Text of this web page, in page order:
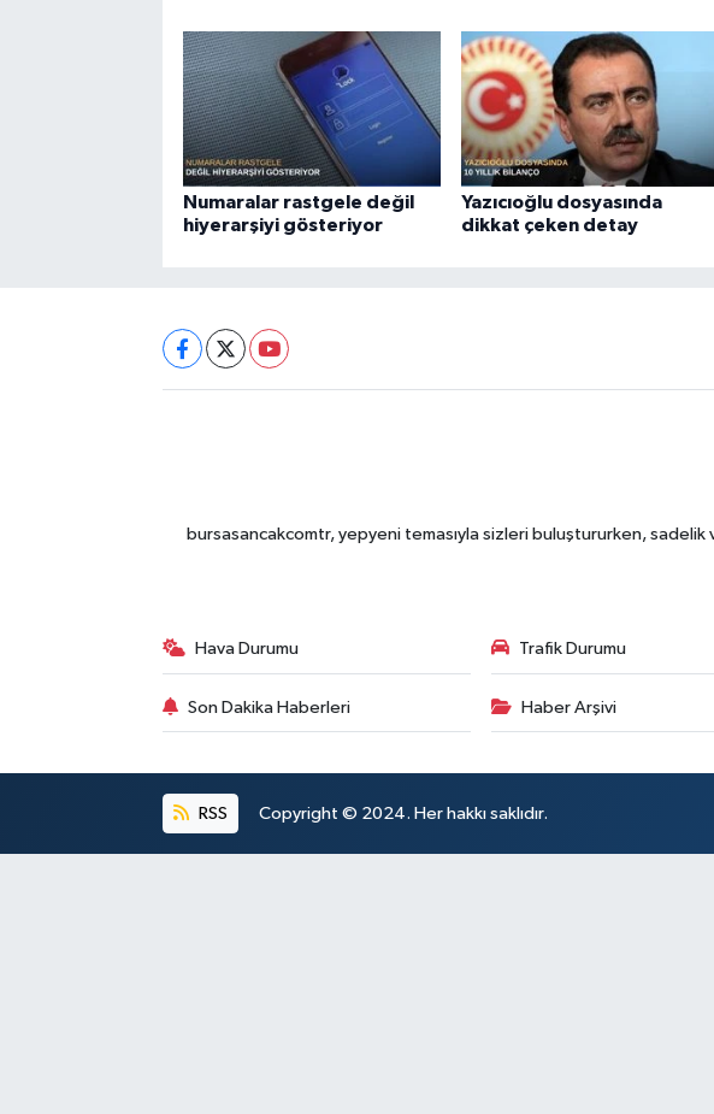
Numaralar rastgele değil
hiyerarşiyi gösteriyor
Yazıcıoğlu dosyasında
dikkat çeken detay
bursasancakcomtr, yepyeni temasıyla sizleri buluştururken,
Hava Durumu Trafik Durumu
Son Dakika Haberleri Haber Arşivi
RSS Copyright © 2024. Her hakkı saklıdır.